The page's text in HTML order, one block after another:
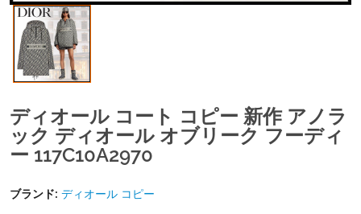
ディオール コート コピー 新作 アノラ
ック ディオール オブリーク フーディ
ー 117C10A2970
ブランド: ディオール コピー